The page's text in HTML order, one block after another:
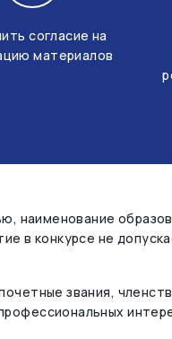
согласие на
материалов
наименование
в конкурсе не
звания,